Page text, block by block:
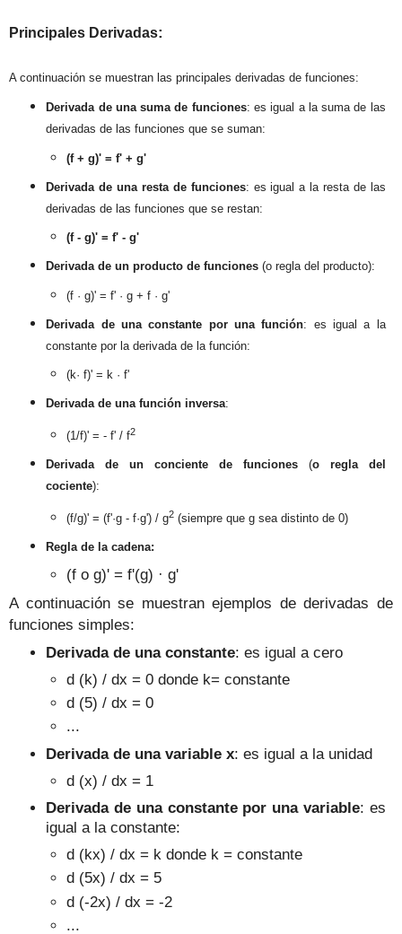
Principales Derivadas:
A continuación se muestran las principales derivadas de funciones:
Derivada de una suma de funciones: es igual a la suma de las
derivadas de las funciones que se suman:
(f + g)' = f' + g'
Derivada de una resta de funciones: es igual a la resta de las
derivadas de las funciones que se restan:
(f - g)' = f' - g'
Derivada de un producto de funciones (o regla del producto):
(f · g)' = f' · g + f · g'
Derivada de una constante por una función: es igual a la
constante por la derivada de la función:
(k· f)' = k · f'
Derivada de una función inversa:
(1/f)' = - f' / f2
Derivada de un conciente de funciones (o regla del
cociente):
(f/g)' = (f'·g - f·g') / g2 (siempre que g sea distinto de 0)
Regla de la cadena:
(f o g)' = f'(g) · g'
A continuación se muestran ejemplos de derivadas de
funciones simples:
Derivada de una constante: es igual a cero
d (k) / dx = 0 donde k= constante
d (5) / dx = 0
...
Derivada de una variable x: es igual a la unidad
d (x) / dx = 1
Derivada de una constante por una variable: es
igual a la constante:
d (kx) / dx = k donde k = constante
d (5x) / dx = 5
d (-2x) / dx = -2
...